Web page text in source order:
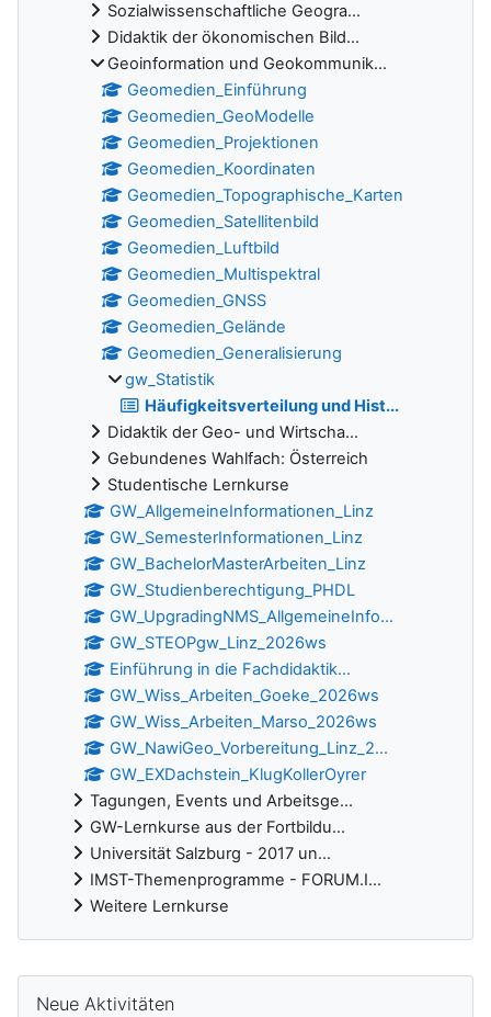
Sozialwissenschaftliche Geogra...
Didaktik der ökonomischen Bild...
Geoinformation und Geokommunik...
Geomedien_Einführung
Geomedien_GeoModelle
Geomedien_Projektionen
Geomedien_Koordinaten
Geomedien_Topographische_Karten
Geomedien_Satellitenbild
Geomedien_Luftbild
Geomedien_Multispektral
Geomedien_GNSS
Geomedien_Gelände
Geomedien_Generalisierung
gw_Statistik
Häufigkeitsverteilung und Hist...
Didaktik der Geo- und Wirtscha...
Gebundenes Wahlfach: Österreich
Studentische Lernkurse
GW_AllgemeineInformationen_Linz
GW_SemesterInformationen_Linz
GW_BachelorMasterArbeiten_Linz
GW_Studienberechtigung_PHDL
GW_UpgradingNMS_AllgemeineInfo...
GW_STEOPgw_Linz_2026ws
Einführung in die Fachdidaktik...
GW_Wiss_Arbeiten_Goeke_2026ws
GW_Wiss_Arbeiten_Marso_2026ws
GW_NawiGeo_Vorbereitung_Linz_2...
GW_EXDachstein_KlugKollerOyrer
Tagungen, Events und Arbeitsge...
GW-Lernkurse aus der Fortbildu...
Universität Salzburg - 2017 un...
IMST-Themenprogramme - FORUM.I...
Weitere Lernkurse
Neue Aktivitäten